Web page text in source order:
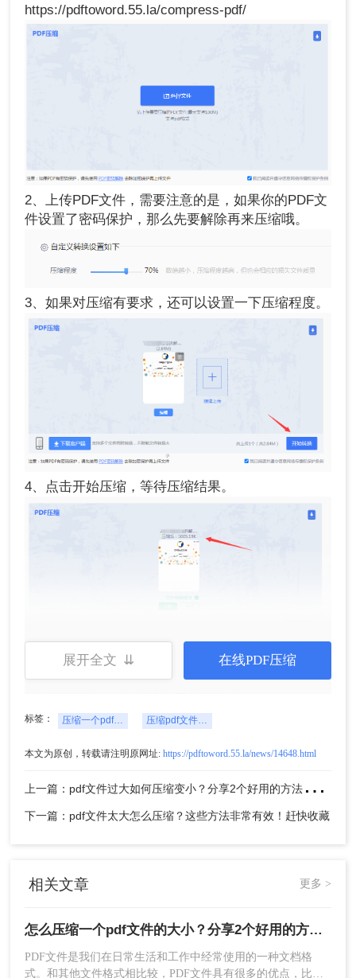
https://pdftoword.55.la/compress-pdf/
2、上传PDF文件，需要注意的是，如果你的PDF文
件设置了密码保护，那么先要解除再来压缩哦。
3、如果对压缩有要求，还可以设置一下压缩程度。
4、点击开始压缩，等待压缩结果。
二、通过使用PDF编辑软件压缩PDF文件大小
PDF编辑软件可以更好地帮助我们压缩PDF文件的
大小，因为他们可以更细致地控制PDF文件的大
下载转转大师客户端
展开全文 ⇊ 在线PDF压缩
标签： 压缩一个pdf文件的大小 压缩pdf文件大小
本文为原创，转载请注明原网址: https://pdftoword.55.la/news/14648.html
上
一篇：pdf文件过大如何压缩变小？分享2个好用的方法，简单又快捷
下一篇：pdf文件太大怎么压缩？这些方法非常有效！赶快收藏
相关文章 更多 >
怎么压缩一个pdf文件的大小？分享2个好用的方法，简单又快捷
PDF文件是我们在日常生活和工作中经常使用的一种文档格
式。和其他文件格式相比较，PDF文件具有很多的优点，比如